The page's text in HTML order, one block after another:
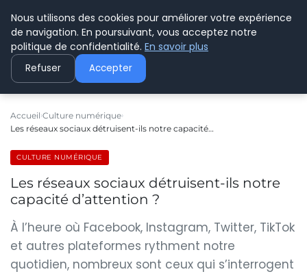
C PLUSPLUS
Accueil Culture numérique
Les réseaux sociaux détruisent-ils notre capacité…
CULTURE NUMÉRIQUE
Les réseaux sociaux détruisent-ils notre
capacité d’attention ?
À l’heure où Facebook, Instagram, Twitter, TikTok
et autres plateformes rythment notre
quotidien, nombreux sont ceux qui s’interrogent
Nous utilisons des cookies pour améliorer votre expérience
de navigation. En poursuivant, vous acceptez notre
politique de confidentialité. En savoir plus
Refuser Accepter